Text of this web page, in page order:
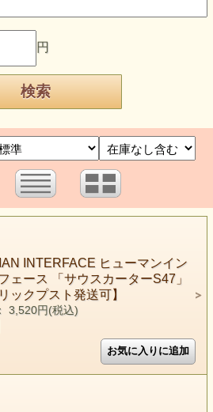
円
INTERFACE ヒューマンイン
ェース 「サウスカーターS47」
ックプスト発送可】
3,520円(税込)